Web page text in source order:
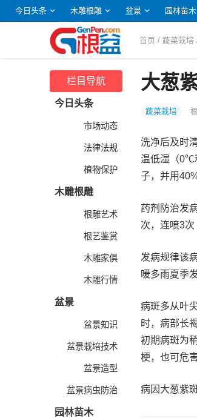
今日头条 木雕根雕 盆景 园林苗木
首页 / 蔬菜栽培
栏目导航
今日头条
市场动态
法律法规
植物保护
木雕根雕
根雕艺术
根艺鉴赏
木雕家俱
木雕行情
盆景
盆景知识
盆景栽培技术
盆景造型
盆景病虫防治
园林苗木
大葱
蔬菜栽培
洗净后及时
温低湿（0℃
子，并用
药剂防治发
次，连喷3次
发病规律该
暖多雨夏季
病斑多从叶
时，病部长
初期病斑为
梗，也可危
病因大葱紫